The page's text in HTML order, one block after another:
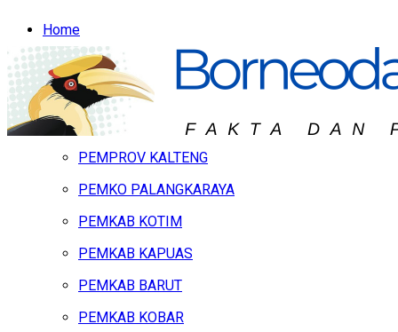
Home
Headline
Hukum & Peristiwa
Kalteng
PEMPROV KALTENG
PEMKO PALANGKARAYA
PEMKAB KOTIM
PEMKAB KAPUAS
PEMKAB BARUT
PEMKAB KOBAR